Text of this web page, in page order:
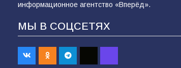
информационное агентство «Вперёд».
МЫ В СОЦСЕТЯХ